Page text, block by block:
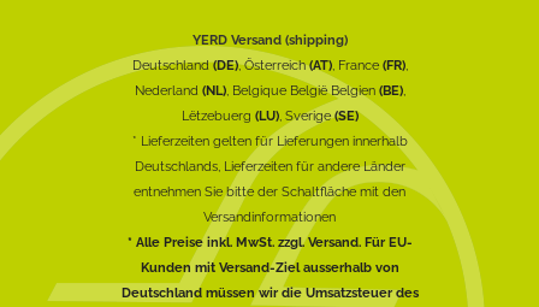
YERD Versand (shipping)
Deutschland(DE), Österreich(AT), France (FR),
Nederland (NL), Belgique België Belgien (BE),
Lëtzebuerg (LU), Sverige(SE)
* Lieferzeiten gelten für Lieferungen innerhalb
Deutschlands, Lieferzeiten für andere Länder
entnehmen Sie bitte der Schaltfläche mit den
Versandinformationen
* Alle Preise inkl. MwSt. zzgl. Versand. Für EU-
Kunden mit Versand-Ziel ausserhalb von
Deutschland müssen wir die Umsatzsteuer des